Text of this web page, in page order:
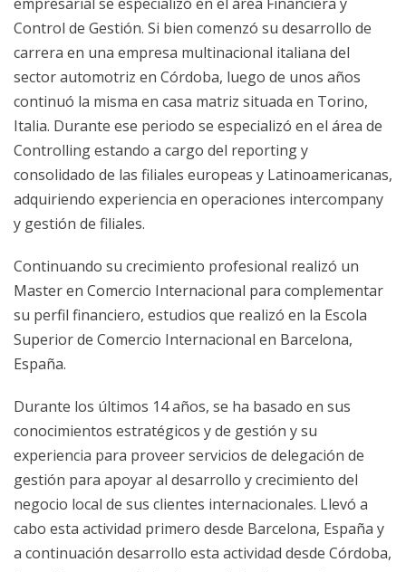
Control de Gestión. Si bien comenzó su desarrollo de
carrera en una empresa multinacional italiana del
sector automotriz en Córdoba, luego de unos años
continuó la misma en casa matriz situada en Torino,
Italia. Durante ese periodo se especializó en el área de
Controlling estando a cargo del reporting y
consolidado de las filiales europeas y Latinoamericanas,
adquiriendo experiencia en operaciones intercompany
y gestión de filiales.
Continuando su crecimiento profesional realizó un
Master en Comercio Internacional para complementar
su perfil financiero, estudios que realizó en la Escola
Superior de Comercio Internacional en Barcelona,
España.
Durante los últimos 14 años, se ha basado en sus
conocimientos estratégicos y de gestión y su
experiencia para proveer servicios de delegación de
gestión para apoyar al desarrollo y crecimiento del
negocio local de sus clientes internacionales. Llevó a
cabo esta actividad primero desde Barcelona, España y
a continuación desarrollo esta actividad desde Córdoba,